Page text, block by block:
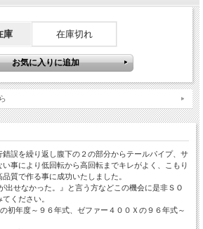
庫 在庫切れ
誤を繰り返し腹下の２の部分からテールパイプ、サ
事により低回転から高回転までキレがよく、こもり
質で作る事に成功いたしました。
出せなかった。』と言う方などこの機会に是非ＳＯ
ください。
初年度～９６年式、ゼファー４００Ｘの９６年式～